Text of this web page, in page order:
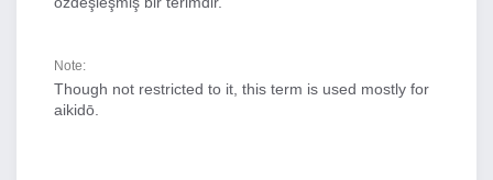
Note:
Though not restricted to it, this term is used mostly for
aikidō.